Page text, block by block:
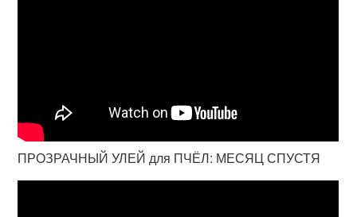
ПРОЗРАЧНЫЙ УЛЕЙ для ПЧЁЛ: МЕСЯЦ СПУСТЯ